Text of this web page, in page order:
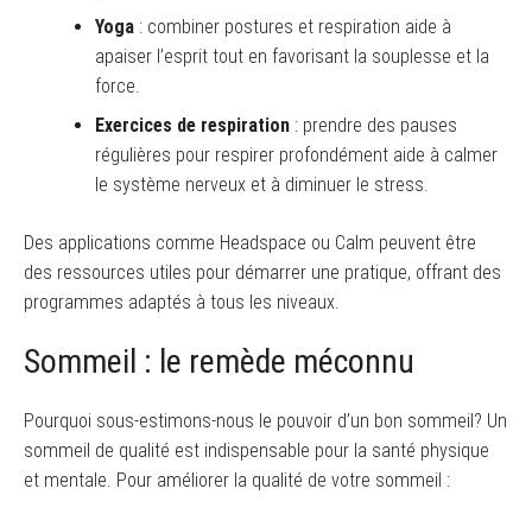
Yoga : combiner postures et respiration aide à
apaiser l’esprit tout en favorisant la souplesse et la
force.
Exercices de respiration : prendre des pauses
régulières pour respirer profondément aide à calmer
le système nerveux et à diminuer le stress.
Des applications comme Headspace ou Calm peuvent être
des ressources utiles pour démarrer une pratique, offrant des
programmes adaptés à tous les niveaux.
Sommeil : le remède méconnu
Pourquoi sous-estimons-nous le pouvoir d’un bon sommeil? Un
sommeil de qualité est indispensable pour la santé physique
et mentale. Pour améliorer la qualité de votre sommeil :